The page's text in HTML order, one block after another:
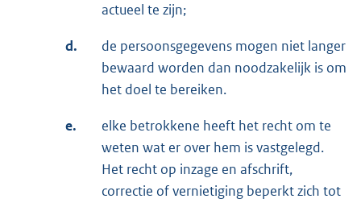
actueel te zijn;
d.
de persoonsgegevens mogen niet langer
bewaard worden dan noodzakelijk is om
het doel te bereiken.
e.
elke betrokkene heeft het recht om te
weten wat er over hem is vastgelegd.
Het recht op inzage en afschrift,
correctie of vernietiging beperkt zich tot